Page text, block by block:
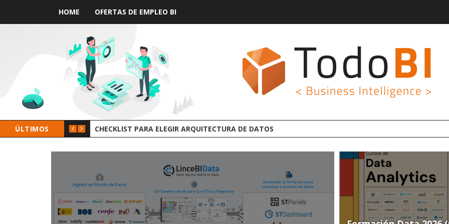
HOME OFERTAS DE EMPLEO BI
ÚLTIMOS GROOT AI LINCEBI: LA NUEVA PLATAFORMA ANALYTICS AI OPEN SOURCE